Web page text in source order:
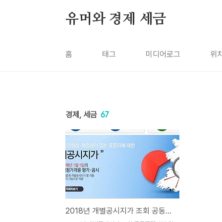
유머와 경제 세금
홈 태그 미디어로그 위
경제, 세금 67
2018년 개별공시지가 조회 공동주택가격 열람 - 부동산공시가격알리미